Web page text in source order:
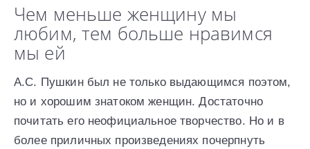
Чем меньше женщину мы
любим, тем больше нравимся
мы ей
А.С. Пушкин был не только выдающимся поэтом,
но и хорошим знатоком женщин. Достаточно
почитать его неофициальное творчество. Но и в
более приличных произведениях почерпнуть